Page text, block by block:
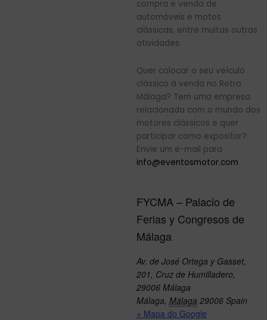
compra e venda de
automóveis e motos
clássicas, entre muitas outras
atividades.
Quer colocar o seu veículo
clássico à venda no Retro
Málaga? Tem uma empresa
relacionada com o mundo dos
motores clássicos e quer
participar como expositor?
Envie um e-mail para
info@eventosmotor.com
FYCMA – Palacio de
Ferias y Congresos de
Málaga
Av. de José Ortega y Gasset,
201, Cruz de Humilladero,
29006 Málaga
Málaga, Málaga 29006 Spain
+ Mapa do Google